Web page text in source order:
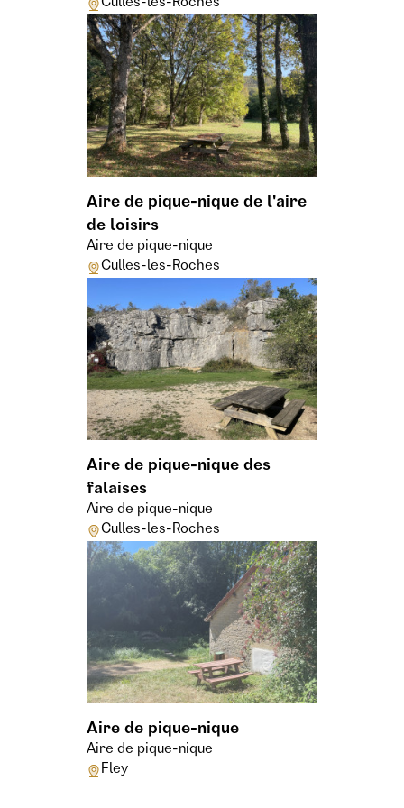
Culles-les-Roches
Aire de pique-nique de l'aire
de loisirs
Aire de pique-nique
Culles-les-Roches
Aire de pique-nique des
falaises
Aire de pique-nique
Culles-les-Roches
Aire de pique-nique
Aire de pique-nique
Fley